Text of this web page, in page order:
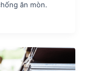
ăn mòn.